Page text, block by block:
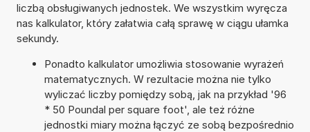
liczbą obsługiwanych jednostek. We wszystkim wyręcza
nas kalkulator, który załatwia całą sprawę w ciągu ułamka
sekundy.
Ponadto kalkulator umożliwia stosowanie wyrażeń
matematycznych. W rezultacie można nie tylko
wyliczać liczby pomiędzy sobą, jak na przykład '96
* 50 Poundal per square foot', ale też różne
jednostki miary można łączyć ze sobą bezpośrednio